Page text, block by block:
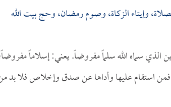
وإيتاء الزكاة، وصوم رمضان، وحج بيت الله
سماه الله سلماً مفروضاً. يعني: إسلاماً
فمن استقام عليها وأداها عن صدق وإخلاص فلا بد